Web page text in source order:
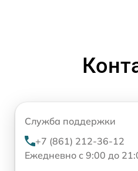
Служба поддержки
+7 (861) 212-36-12
Ежедневно с 9:00 до